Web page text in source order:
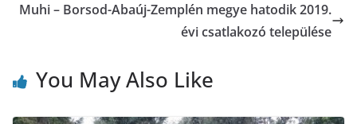
Muhi – Borsod-Abaúj-Zemplén megye hatodik 2019.
évi csatlakozó települése
You May Also Like